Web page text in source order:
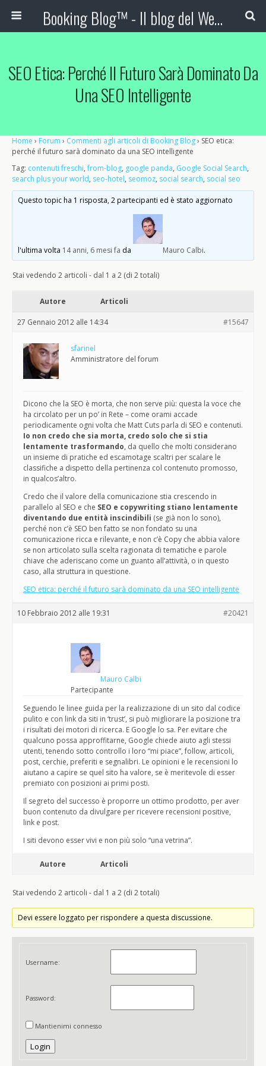
Booking Blog™ - Il blog del Web Marketing Turistico
SEO Etica: Perché Il Futuro Sarà Dominato Da
Una SEO Intelligente
Home › Forum › Commenti agli articoli di Booking Blog› SEO etica:
perché il futuro sarà dominato da una SEO intelligente
Tag: contenuti freschi,from-blog, google panda, Google Social Search,
search plus your world, seo-hotel, seomoz, social search, social seo
Questo topic ha 1 risposta, 2 partecipanti ed è stato aggiornato
l'ultima volta 14 anni, 6 mesi fa da Mauro Calbi.
Stai vedendo 2 articoli - dal 1 a 2 (di 2 totali)
Autore Articoli
27 Gennaio 2012 alle 14:34 #15647
sfarinel
Amministratore del forum
Dicono che la SEO è morta, che non serve più: questa la voce che
ha circolato per un po’ in Rete – come orami accade
periodicamente ogni volta che Matt Cuts parla di SEO e contenuti.
Io non credo che sia morta, credo solo che si stia
lentamente trasformando, da quello che molti considerano
un insieme di pratiche ed escamotage scaltri per scalare le
classifiche a dispetto della pertinenza col contenuto promosso,
in qualcos’altro.
Credo che il valore della comunicazione stia crescendo in
parallelo al SEO e che SEO e copywriting stiano lentamente
diventando due entità inscindibili (se già non lo sono),
perché non c’è SEO ben fatto se non fondato su una
comunicazione ricca e rilevante, e non c’è Copy che abbia valore
se non articolato sulla scelta ragionata di tematiche e parole
chiave che aderiscano come un guanto all’attività, o in questo
caso, alla struttura in questione.
SEO etica: perché il futuro sarà dominato da una SEO intelligente
10 Febbraio 2012 alle 19:31 #20421
Mauro Calbi
Partecipante
Seguendo le linee guida per la realizzazione di un sito dal codice
pulito e con link da siti in ‘trust’, si può migliorare la posizione tra
i risultati dei motori di ricerca. E Google lo sa. Per evitare che
qualcuno possa approffitarne, Google chiede aiuto agli stessi
utenti, tenendo sotto controllo i loro “mi piace”, follow, articoli,
post, cerchie, preferiti e segnalibri. Le opinioni e le recensioni lo
aiutano a capire se quel sito ha valore, se è meritevole di esser
premiato con posizioni ai primi posti.
Il segreto del successo è proporre un ottimo prodotto, per aver
buon contenuto da divulgare per ricevere recensioni positive,
link e post.
I siti devono esser vivi e non più solo “una vetrina”.
Autore Articoli
Stai vedendo 2 articoli - dal 1 a 2 (di 2 totali)
Devi essere loggato per rispondere a questa discussione.
Username:
Password:
Mantienimi connesso
Login